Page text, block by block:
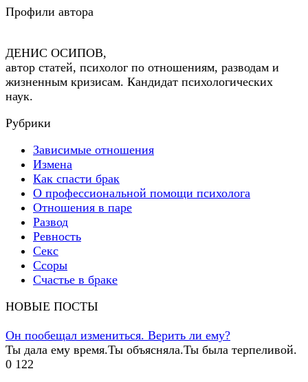
Профили автора
ДЕНИС ОСИПОВ,
автор статей, психолог по отношениям, разводам и
жизненным кризисам. Кандидат психологических
наук.
Рубрики
Зависимые отношения
Измена
Как спасти брак
О профессиональной помощи психолога
Отношения в паре
Развод
Ревность
Секс
Ссоры
Счастье в браке
НОВЫЕ ПОСТЫ
Он пообещал измениться. Верить ли ему?
Ты дала ему время.Ты объясняла.Ты была терпеливой.
0 122